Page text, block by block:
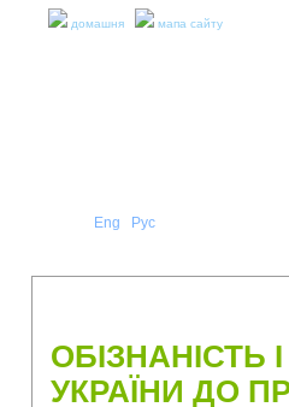
домашня мапа сайту
Eng Рус
ОБІЗНАНІСТЬ
УКРАЇНИ ДО